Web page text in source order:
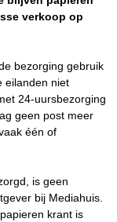
verkoop op
bezorging gebruik
eilanden niet
24-uursbezorging
geen post meer
één of
is geen
bij Mediahuis.
krant is